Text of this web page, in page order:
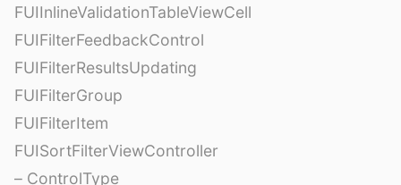
FUIInlineValidationTableViewCell
FUIFilterFeedbackControl
FUIFilterResultsUpdating
FUIFilterGroup
FUIFilterItem
FUISortFilterViewController
– ControlType